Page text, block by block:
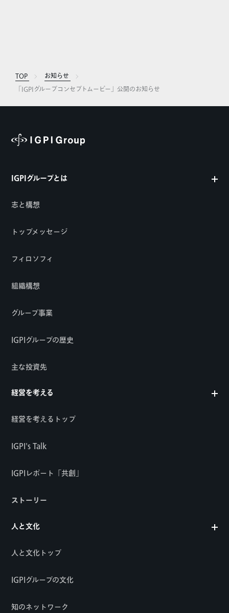
TOP
お知らせ
「IGPIグループコンセプトムービー」公開のお知らせ
IGPIグループとは
志と構想
トップメッセージ
フィロソフィ
組織構想
グループ事業
IGPIグループの歴史
主な投資先
経営を考える
経営を考えるトップ
IGPI's Talk
IGPIレポート「共創」
ストーリー
人と文化
人と文化トップ
IGPIグループの文化
知のネットワーク